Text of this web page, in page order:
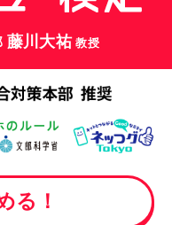
藤川大祐 教授
る！